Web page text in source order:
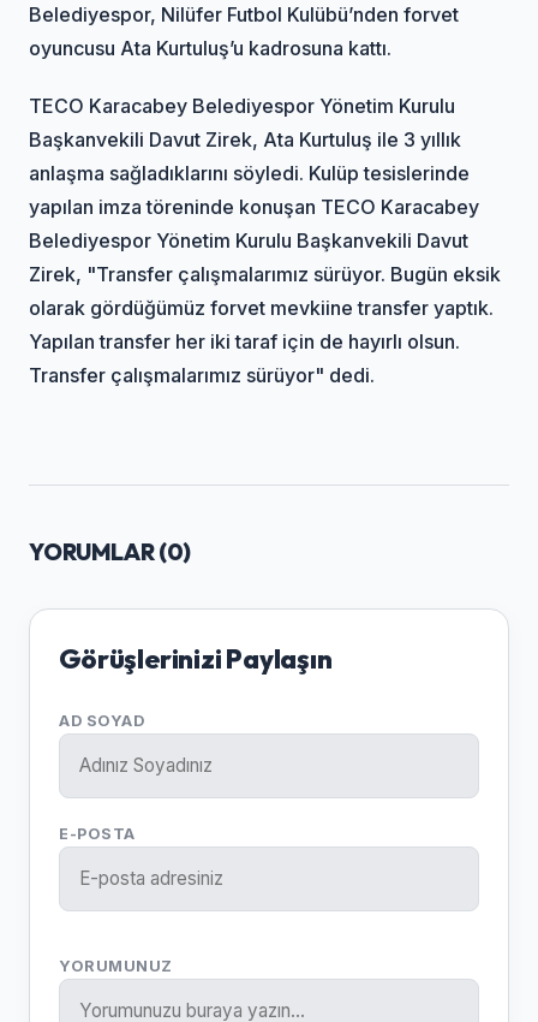
Belediyespor, Nilüfer Futbol Kulübü’nden forvet
oyuncusu Ata Kurtuluş’u kadrosuna kattı.
TECO Karacabey Belediyespor Yönetim Kurulu
Başkanvekili Davut Zirek, Ata Kurtuluş ile 3 yıllık
anlaşma sağladıklarını söyledi. Kulüp tesislerinde
yapılan imza töreninde konuşan TECO Karacabey
Belediyespor Yönetim Kurulu Başkanvekili Davut
Zirek, "Transfer çalışmalarımız sürüyor. Bugün eksik
olarak gördüğümüz forvet mevkiine transfer yaptık.
Yapılan transfer her iki taraf için de hayırlı olsun.
Transfer çalışmalarımız sürüyor" dedi.
YORUMLAR (0)
Görüşlerinizi Paylaşın
AD SOYAD
E-POSTA
YORUMUNUZ